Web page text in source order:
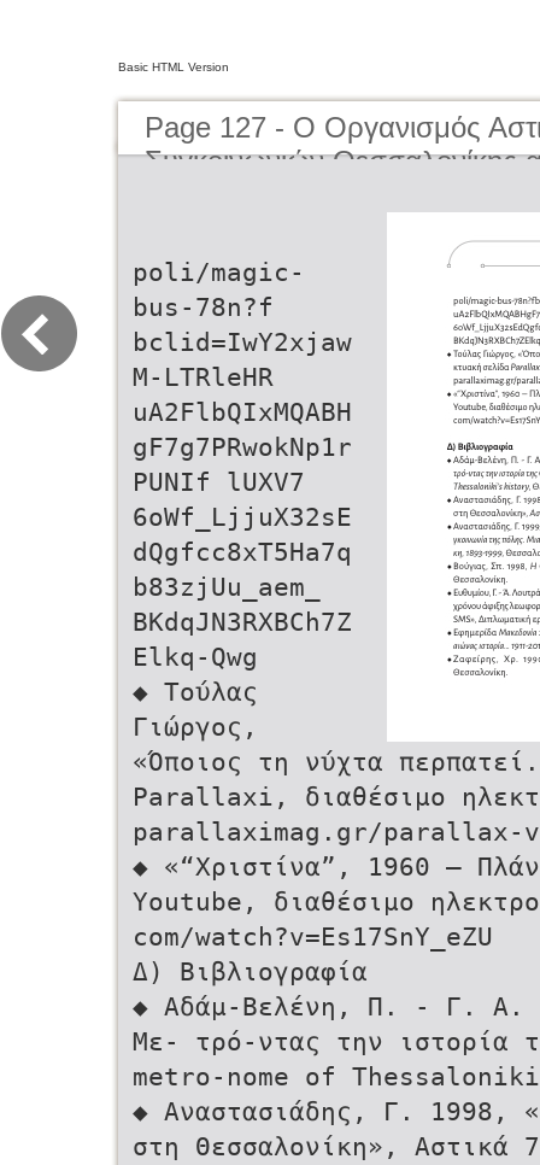
Basic HTML Version
Page 127 - O Οργανισμός
Συγκοινωνιών Θεσσαλονίκης
present day
poli/magic-
bus-78n?f
bclid=IwY2xjaw
M-LTRleHR
uA2FlbQIxMQABH
gF7g7PRwokNp1r
PUNIf lUXV7
6oWf_LjjuX32sE
dQgfcc8xT5Ha7q
b83zjUu_aem_
BKdqJN3RXBCh7Z
Elkq-Qwg
◆ Τούλας
Γιώργος,
«Όποιος τη νύχτα
Parallaxi, διαθέσιμο
parallaximag.gr/
◆ «“Χριστίνα”, 1960 ‒
Youtube, διαθέσιμο
com/watch?v=Es17SnY_eZU
Δ) Βιβλιογραφία
◆ Αδάμ-Βελένη, Π. - Γ. Α.
Με- τρό-ντας την ιστορία
metro-nome of
◆ Αναστασιάδης, Γ. 1998,
στη Θεσσαλονίκη»,